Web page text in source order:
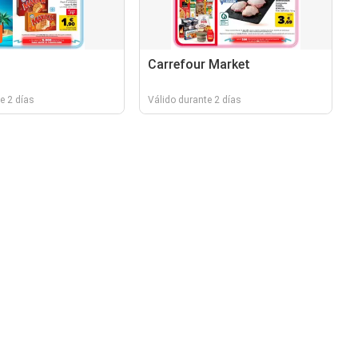
2 días
Carrefour Market
Válido durante 2 días